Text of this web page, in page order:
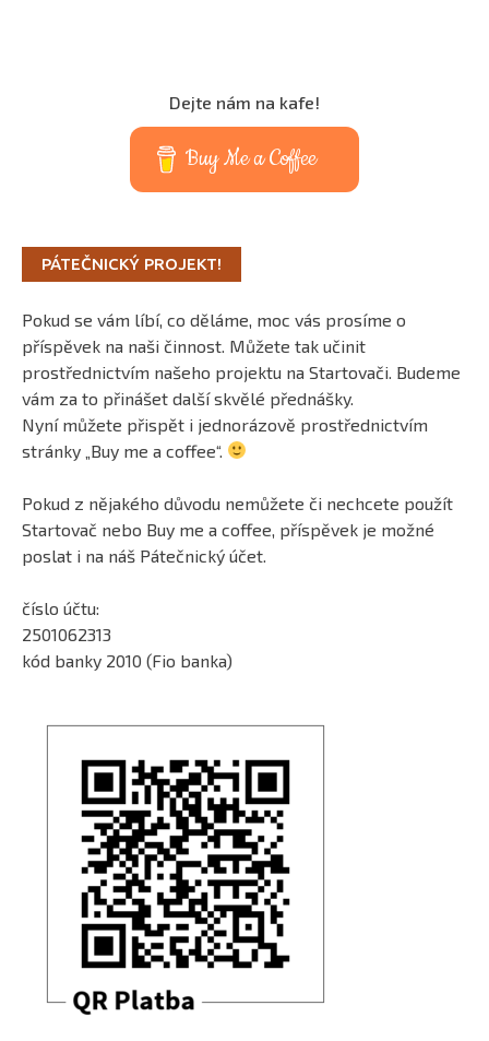
Dejte nám na kafe!
Buy Me a Coffee
PÁTEČNICKÝ PROJEKT!
Pokud se vám líbí, co děláme, moc vás prosíme o
příspěvek na naši činnost. Můžete tak učinit
prostřednictvím našeho projektu na Startovači. Budeme
vám za to přinášet další skvělé přednášky.
Nyní můžete přispět i jednorázově prostřednictvím
stránky „Buy me a coffee“.
Pokud z nějakého důvodu nemůžete či nechcete použít
Startovač nebo Buy me a coffee, příspěvek je možné
poslat i na náš Pátečnický účet.
číslo účtu:
2501062313
kód banky 2010 (Fio banka)